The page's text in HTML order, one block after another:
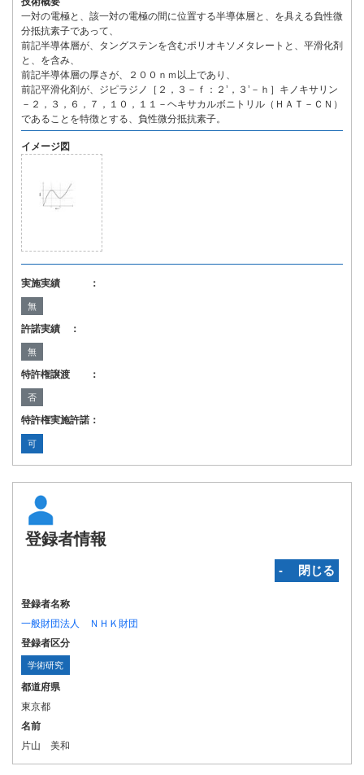
一対の電極と、該一対の電極の間に位置する半導体層と、を具える負性微
分抵抗素子であって、
前記半導体層が、タングステンを含むポリオキソメタレートと、平滑化剤
と、を含み、
前記半導体層の厚さが、２００ｎｍ以上であり、
前記平滑化剤が、ジピラジノ［２，３－ｆ：２’，３’－ｈ］キノキサリン
－２，３，６，７，１０，１１－ヘキサカルボニトリル（ＨＡＴ－ＣＮ）
であることを特徴とする、負性微分抵抗素子。
イメージ図
実施実績 ：
無
許諾実績 ：
無
特許権譲渡 ：
否
特許権実施許諾：
可
登録者情報
‐ 閉じる
登録者名称
一般財団法人 ＮＨＫ財団
登録者区分
学術研究
都道府県
東京都
名前
片山 美和